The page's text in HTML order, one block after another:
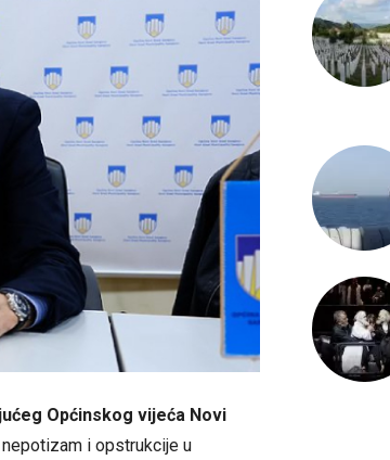
Općinskog vijeća Novi
nepotizam i opstrukcije u